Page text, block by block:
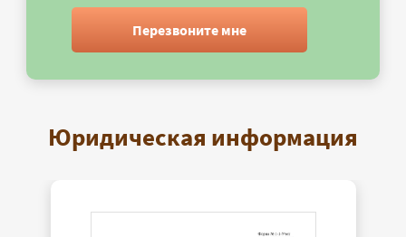
Перезвоните мне
Юридическая информация